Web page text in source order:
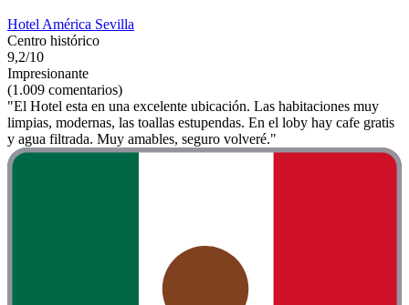
Hotel América Sevilla
Centro histórico
9,2/10
Impresionante
(1.009 comentarios)
"El Hotel esta en una excelente ubicación. Las habitaciones muy
limpias, modernas, las toallas estupendas. En el loby hay cafe gratis
y agua filtrada. Muy amables, seguro volveré."